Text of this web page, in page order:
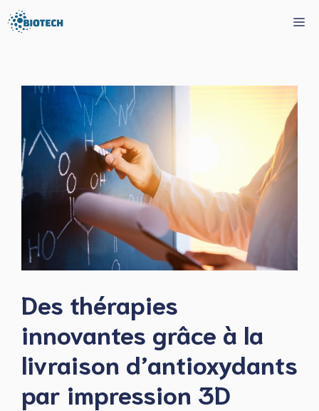
Aller
au
Des thérapies
innovantes grâce à la
livraison d’antioxydants
par impression 3D